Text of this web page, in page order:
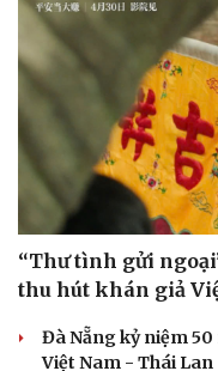
“Thư tình gửi
thu hút khán giả
Đà Nẵng kỷ niệm
Việt Nam - Thái Lan